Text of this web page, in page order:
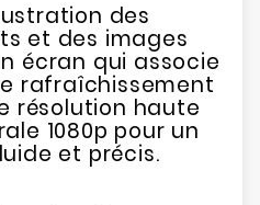
des
et des images
écran qui associe
rafraîchissement
résolution haute
1080p pour un
et précis.